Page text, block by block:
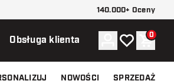
140.000+ Oceny
Obsługa klienta Konto
Moja listaKoszyk
0
NOWOŚCI SPRZEDAŻ